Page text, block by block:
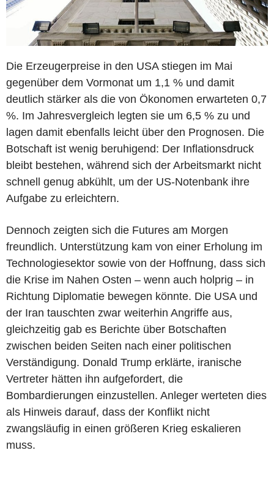
Die Erzeugerpreise in den USA stiegen im Mai
gegenüber dem Vormonat um 1,1 % und damit
deutlich stärker als die von Ökonomen erwarteten 0,7
%. Im Jahresvergleich legten sie um 6,5 % zu und
lagen damit ebenfalls leicht über den Prognosen. Die
Botschaft ist wenig beruhigend: Der Inflationsdruck
bleibt bestehen, während sich der Arbeitsmarkt nicht
schnell genug abkühlt, um der US-Notenbank ihre
Aufgabe zu erleichtern.
Dennoch zeigten sich die Futures am Morgen
freundlich. Unterstützung kam von einer Erholung im
Technologiesektor sowie von der Hoffnung, dass sich
die Krise im Nahen Osten – wenn auch holprig – in
Richtung Diplomatie bewegen könnte. Die USA und
der Iran tauschten zwar weiterhin Angriffe aus,
gleichzeitig gab es Berichte über Botschaften
zwischen beiden Seiten nach einer politischen
Verständigung. Donald Trump erklärte, iranische
Vertreter hätten ihn aufgefordert, die
Bombardierungen einzustellen. Anleger werteten dies
als Hinweis darauf, dass der Konflikt nicht
zwangsläufig in einen größeren Krieg eskalieren
muss.